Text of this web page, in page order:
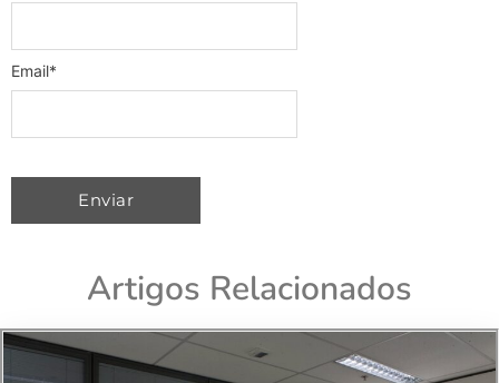
Email*
Artigos Relacionados